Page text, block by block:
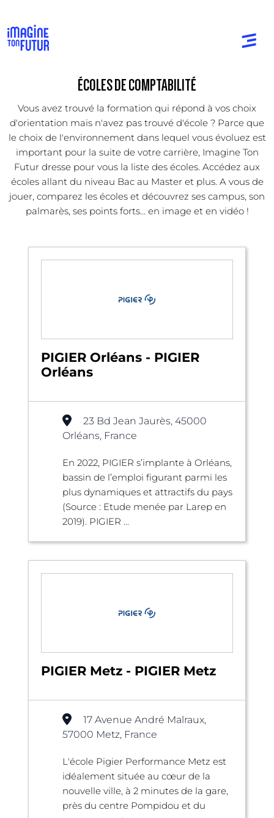
ÉCOLES DE COMPTABILITÉ
Vous avez trouvé la formation qui répond à vos choix
d'orientation mais n'avez pas trouvé d'école ? Parce que
le choix de l'environnement dans lequel vous évoluez est
important pour la suite de votre carrière, Imagine Ton
Futur dresse pour vous la liste des écoles. Accédez aux
écoles allant du niveau Bac au Master et plus. A vous de
jouer, comparez les écoles et découvrez ses campus, son
palmarès, ses points forts... en image et en vidéo !
PIGIER Orléans - PIGIER
Orléans
23 Bd Jean Jaurès, 45000
Orléans, France
En 2022, PIGIER s’implante à Orléans,
bassin de l’emploi figurant parmi les
plus dynamiques et attractifs du pays
(Source : Etude menée par Larep en
2019). PIGIER ...
PIGIER Metz - PIGIER Metz
17 Avenue André Malraux,
57000 Metz, France
L'école Pigier Performance Metz est
idéalement située au cœur de la
nouvelle ville, à 2 minutes de la gare,
près du centre Pompidou et du